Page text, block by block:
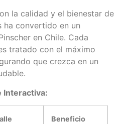
la calidad y el bienestar de
ha convertido en un
en Chile. Cada
tratado con el máximo
que crezca en un
Interactiva:
Beneficio